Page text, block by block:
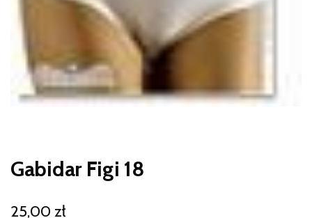
Gabidar Figi 18
25,00 zł